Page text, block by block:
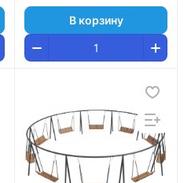
В корзину